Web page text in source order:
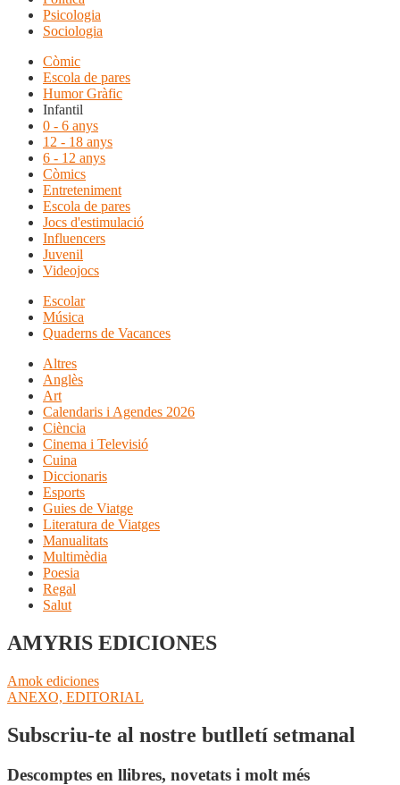
Psicologia
Sociologia
Còmic
Escola de pares
Humor Gràfic
Infantil
0 - 6 anys
12 - 18 anys
6 - 12 anys
Còmics
Entreteniment
Escola de pares
Jocs d'estimulació
Influencers
Juvenil
Videojocs
Escolar
Música
Quaderns de Vacances
Altres
Anglès
Art
Calendaris i Agendes 2026
Ciència
Cinema i Televisió
Cuina
Diccionaris
Esports
Guies de Viatge
Literatura de Viatges
Manualitats
Multimèdia
Poesia
Regal
Salut
AMYRIS EDICIONES
Navegació
d'entrades
Entrada
anterior:
Amok ediciones
Pròxima
ANEXO, EDITORIAL
Subscriu-te al nostre butlletí setmanal
Descomptes en llibres, novetats i molt més